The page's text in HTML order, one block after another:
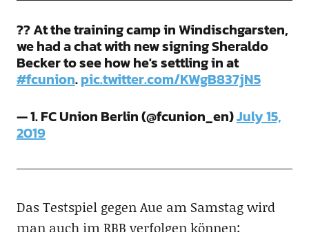
?? At the training camp in Windischgarsten,
we had a chat with new signing Sheraldo
Becker to see how he's settling in at
#fcunion.pic.twitter.com/KWgB837jN5
— 1. FC Union Berlin (@fcunion_en)July 15,
2019
Das Testspiel gegen Aue am Samstag wird
man auch im RBB verfolgen können: